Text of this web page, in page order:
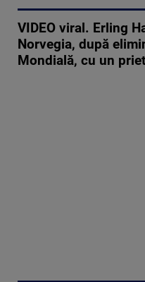
VIDEO viral. Erling
Norvegia, după
Mondială, cu un